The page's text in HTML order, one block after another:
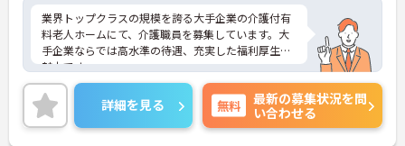
業界トップクラスの規模を誇る大手企業の介護付有
料老人ホームにて、介護職員を募集しています。大
手企業ならでは高水準の待遇、充実した福利厚生が
魅力です。
ご興味ある方には、面接対策ポイントなど、さらに
詳細をお話しいたしますのでお気軽にご相談くださ
い。
詳細を見る 無料
最新の募集状況を問
い合わせる